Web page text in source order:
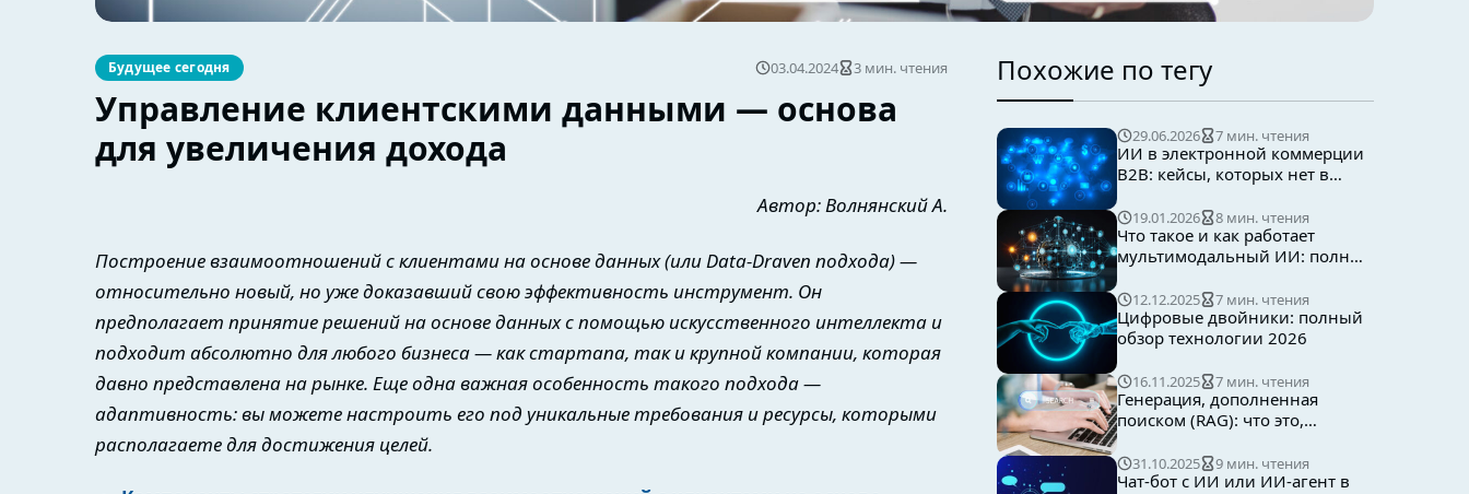
Будущее сегодня
Управление клиентскими данными — основа
для увеличения дохода
03.04.2024 3 мин. чтения
Автор: Волнянский А.
Построение взаимоотношений с клиентами на основе данных (или Data-Draven подхода) —
относительно новый, но уже доказавший свою эффективность инструмент. Он
предполагает принятие решений на основе данных с помощью искусственного интеллекта и
подходит абсолютно для любого бизнеса — как стартапа, так и крупной компании, которая
давно представлена на рынке. Еще одна важная особенность такого подхода —
адаптивность: вы можете настроить его под уникальные требования и ресурсы, которыми
располагаете для достижения целей.
Похожие по тегу
ИИ в электронной коммерции
B2B: кейсы, которых нет в
29.06.2026 7 мин. чтения
Что такое и как работает
мультимодальный ИИ: полный
19.01.2026 8 мин. чтения
Цифровые двойники: полный
обзор технологии 2026
12.12.2025 7 мин. чтения
Генерация, дополненная
поиском (RAG): что это,
16.11.2025 7 мин. чтения
Чат-бот с ИИ или ИИ-агент в
31.10.2025 9 мин. чтения